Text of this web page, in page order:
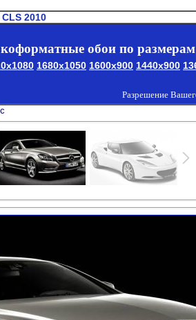
2010
обои по размерам
1680x1050 1600x900 1440x900
Разрешение